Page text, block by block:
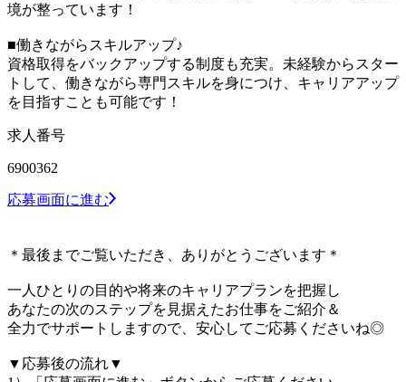
境が整っています！
■働きながらスキルアップ♪
資格取得をバックアップする制度も充実。未経験からスター
トして、働きながら専門スキルを身につけ、キャリアアップ
を目指すことも可能です！
求人番号
6900362
応募画面に進む
＊最後までご覧いただき、ありがとうございます＊
一人ひとりの目的や将来のキャリアプランを把握し
あなたの次のステップを見据えたお仕事をご紹介＆
全力でサポートしますので、安心してご応募くださいね◎
▼応募後の流れ▼